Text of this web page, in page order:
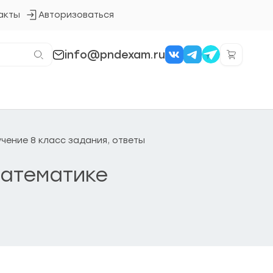
Авторизоваться
Кнопка
info@pndexam.ru
8 класс задания, ответы